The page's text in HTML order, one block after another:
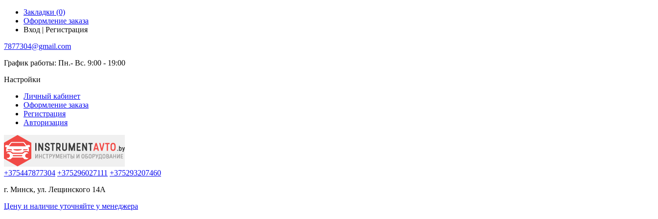
Закладки (0)
Оформление заказа
Вход | Регистрация
7877304@gmail.com
График работы: Пн.- Вс. 9:00 - 19:00
Настройки
Личный кабинет
Оформление заказа
Регистрация
Авторизация
+375447877304 +375296027111 +375293207460
г. Минск, ул. Лещинского 14А
Цену и наличие уточняйте у менеджера